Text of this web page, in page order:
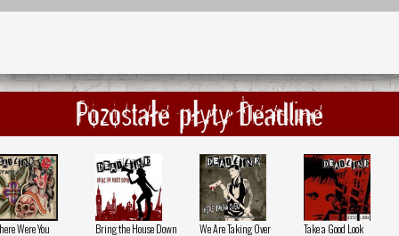
Pozostałe płyty Deadline
Were You Bring the House Down We Are Taking Over Take a Good Look